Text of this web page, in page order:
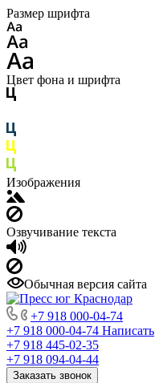
Размер шрифта
Цвет фона и шрифта
Изображения
Озвучивание текста
Обычная версия сайта
+7 918 000-04-74
+7 918 000-04-74 Написать
+7 918 445-02-35
+7 918 094-04-44
Заказать звонок